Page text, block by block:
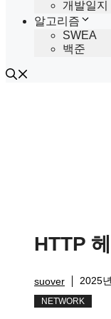
개발일지
알고리즘
SWEA
백준
HTTP
suover 2025
NETWORK